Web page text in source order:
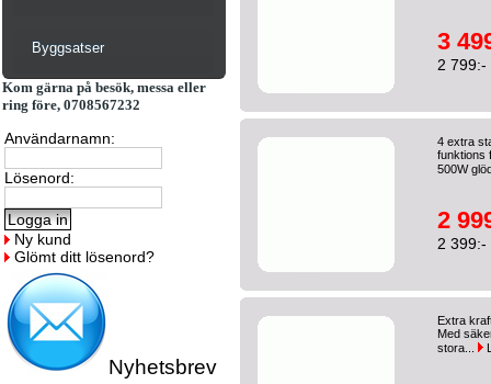
Byggsatser
Kom gärna på besök, messa eller
ring före, 0708567232
Användarnamn:
Lösenord:
Ny kund
Glömt ditt lösenord?
Nyhetsbrev
3
2 799:-
4 extra
funktions
500W
2
2 399:-
Extra
Med
stora...